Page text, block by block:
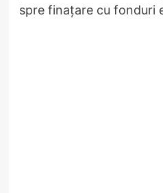
spre finațare cu fonduri